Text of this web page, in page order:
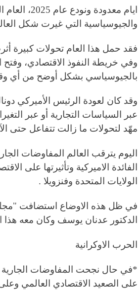
ايام
والجيوسياسية التي غيرت شكل
فقد حمل هذا العام تحولات كبيرة
وفي خريطة النفوذ الاقتصادي، وفتح
بالجيوسياسي بشكل أوضح من أي
وقد كان لعودة الرئيس الأميركي
عبر السياسات التجارية أو عبر
مهّد لتحولات ما زالت تتفاعل حتى
اليوم يترقب العالم المفاوضات
الفائدة الاميركية وتأثيرتها على
الولايات المتحدة وفنزويلا .
الدكتور عدنان يوسف وكان معه هذا
الحرب الاوكرانية
*في حال نجحت المفاوضات الجارية
على الصعيد الاقتصادي العالمي